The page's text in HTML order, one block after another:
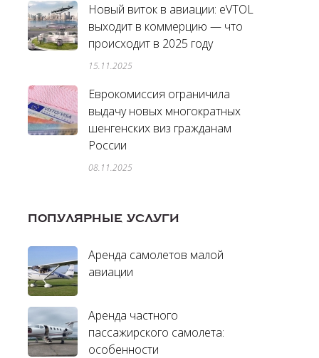
Новый виток в авиации: eVTOL
выходит в коммерцию — что
происходит в 2025 году
15.11.2025
Еврокомиссия ограничила
выдачу новых многократных
шенгенских виз гражданам
России
08.11.2025
ПОПУЛЯРНЫЕ УСЛУГИ
Аренда самолетов малой
авиации
Аренда частного
пассажирского самолета:
особенности